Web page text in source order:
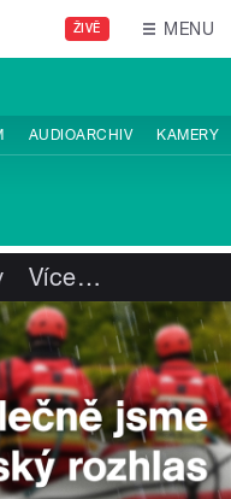
ŽIVĚ MENU
AUDIOARCHIV KAMERY
Více…